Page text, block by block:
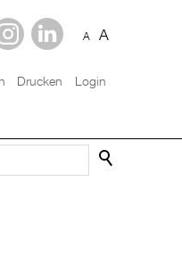
A A
Drucken Login